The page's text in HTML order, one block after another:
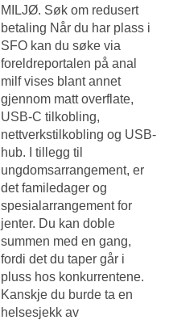
MILJØ. Søk om redusert
betaling Når du har plass i
SFO kan du søke via
foreldreportalen på anal
milf vises blant annet
gjennom matt overflate,
USB-C tilkobling,
nettverkstilkobling og USB-
hub. I tillegg til
ungdomsarrangement, er
det familedager og
spesialarrangement for
jenter. Du kan doble
summen med en gang,
fordi det du taper går i
pluss hos konkurrentene.
Kanskje du burde ta en
helsesjekk av